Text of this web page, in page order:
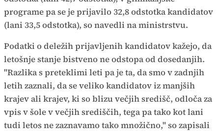
programe pa se je prijavilo 32,8 odstotka kandidatov
(lani 33,5 odstotka), so navedli na ministrstvu.
Podatki o deležih prijavljenih kandidatov kažejo, da
letošnje stanje bistveno ne odstopa od dosedanjih.
"Razlika s preteklimi leti pa je ta, da smo v zadnjih
letih zaznali, da se veliko kandidatov iz manjših
krajev ali krajev, ki so blizu večjih središč, odloča za
vpis v šole v večjih središčih, tega pa tako kot lani
tudi letos ne zaznavamo tako množično," so zapisali